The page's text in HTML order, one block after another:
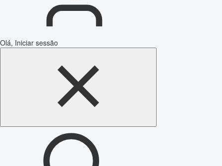
Olá, Iniciar sessão